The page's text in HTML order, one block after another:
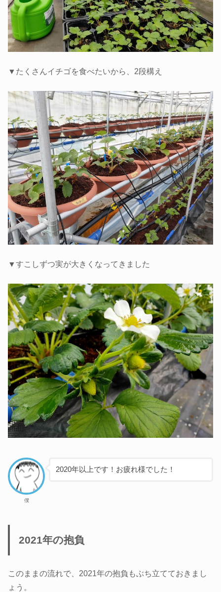
▼たくさんイチゴを食べたいから、2段構え
▼すこしずつ実が大きくなってきました
僕
2020年以上です！お疲れ様でした！
2021年の抱負
このままの流れで、2021年の抱負もぶち立てておきまし
ょう。